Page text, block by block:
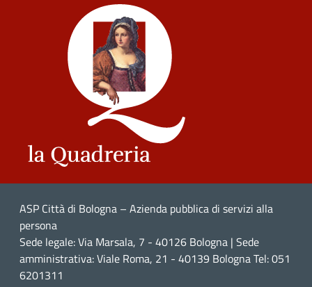
ASP Città di Bologna – Azienda pubblica di servizi alla
persona
Sede legale: Via Marsala, 7 - 40126 Bologna | Sede
amministrativa: Viale Roma, 21 - 40139 Bologna Tel: 051
6201311